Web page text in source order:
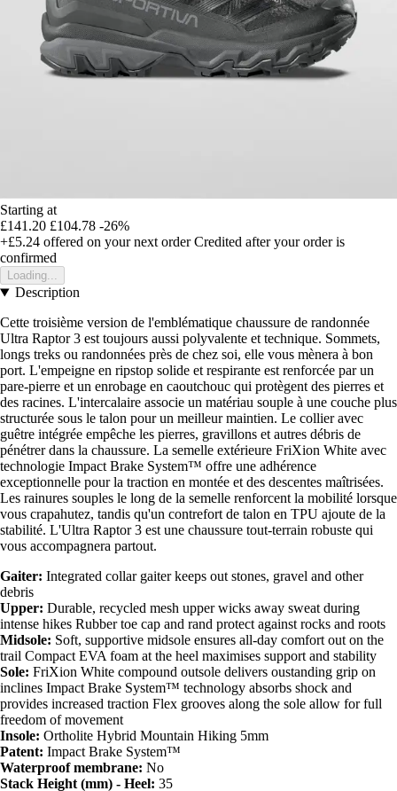
Starting at
£141.20 £104.78 -26%
+£5.24 offered on your next order Credited after your order is
confirmed
Loading...
Description
Cette troisième version de l'emblématique chaussure de randonnée
Ultra Raptor 3 est toujours aussi polyvalente et technique. Sommets,
longs treks ou randonnées près de chez soi, elle vous mènera à bon
port. L'empeigne en ripstop solide et respirante est renforcée par un
pare-pierre et un enrobage en caoutchouc qui protègent des pierres et
des racines. L'intercalaire associe un matériau souple à une couche plus
structurée sous le talon pour un meilleur maintien. Le collier avec
guêtre intégrée empêche les pierres, gravillons et autres débris de
pénétrer dans la chaussure. La semelle extérieure FriXion White avec
technologie Impact Brake System™ offre une adhérence
exceptionnelle pour la traction en montée et des descentes maîtrisées.
Les rainures souples le long de la semelle renforcent la mobilité lorsque
vous crapahutez, tandis qu'un contrefort de talon en TPU ajoute de la
stabilité. L'Ultra Raptor 3 est une chaussure tout-terrain robuste qui
vous accompagnera partout.
Gaiter: Integrated collar gaiter keeps out stones, gravel and other
debris
Upper: Durable, recycled mesh upper wicks away sweat during
intense hikes Rubber toe cap and rand protect against rocks and roots
Midsole: Soft, supportive midsole ensures all-day comfort out on the
trail Compact EVA foam at the heel maximises support and stability
Sole: FriXion White compound outsole delivers oustanding grip on
inclines Impact Brake System™ technology absorbs shock and
provides increased traction Flex grooves along the sole allow for full
freedom of movement
Insole: Ortholite Hybrid Mountain Hiking 5mm
Patent: Impact Brake System™
Waterproof membrane: No
Stack Height (mm) - Heel: 35